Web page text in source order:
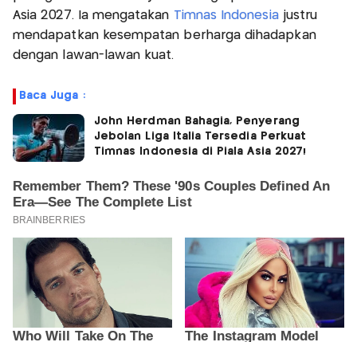
Asia 2027. Ia mengatakan Timnas Indonesiajustru
mendapatkan kesempatan berharga dihadapkan
dengan lawan-lawan kuat.
Baca Juga :
John Herdman Bahagia, Penyerang
Jebolan Liga Italia Tersedia Perkuat
Timnas Indonesia di Piala Asia 2027!